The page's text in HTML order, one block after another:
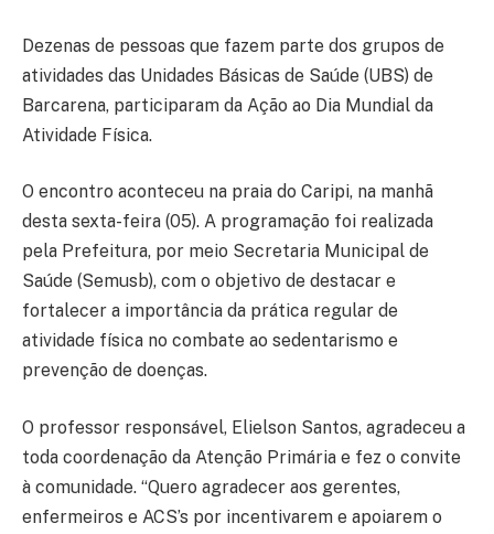
Dezenas de pessoas que fazem parte dos grupos de
atividades das Unidades Básicas de Saúde (UBS) de
Barcarena, participaram da Ação ao Dia Mundial da
Atividade Física.
O encontro aconteceu na praia do Caripi, na manhã
desta sexta-feira (05). A programação foi realizada
pela Prefeitura, por meio Secretaria Municipal de
Saúde (Semusb), com o objetivo de destacar e
fortalecer a importância da prática regular de
atividade física no combate ao sedentarismo e
prevenção de doenças.
O professor responsável, Elielson Santos, agradeceu a
toda coordenação da Atenção Primária e fez o convite
à comunidade. “Quero agradecer aos gerentes,
enfermeiros e ACS’s por incentivarem e apoiarem o